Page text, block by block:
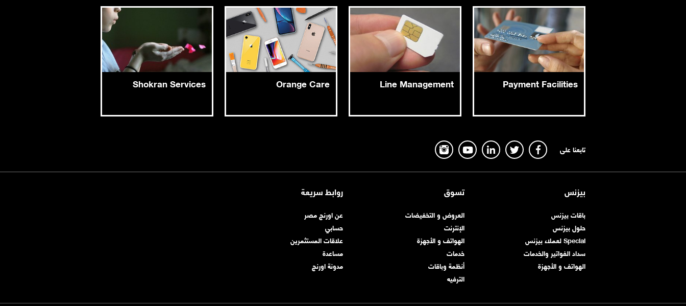
Payment Facilities
Line Management
Orange Care
Shokran Services
تابعنا على
بيزنس
باقات بيزنس
حلول بيزنس
Special لعملاء بيزنس
سداد الفواتير والخدمات
الهواتف و الأجهزة
تسوق
العروض و التخفيضات
الإنترنت
الهواتف و الأجهزة
خدمات
أنظمة وباقات
الترفيه
روابط سريعة
عن اورنچ مصر
حسابي
علاقات المستثمرين
مساعدة
مدونة اورنچ